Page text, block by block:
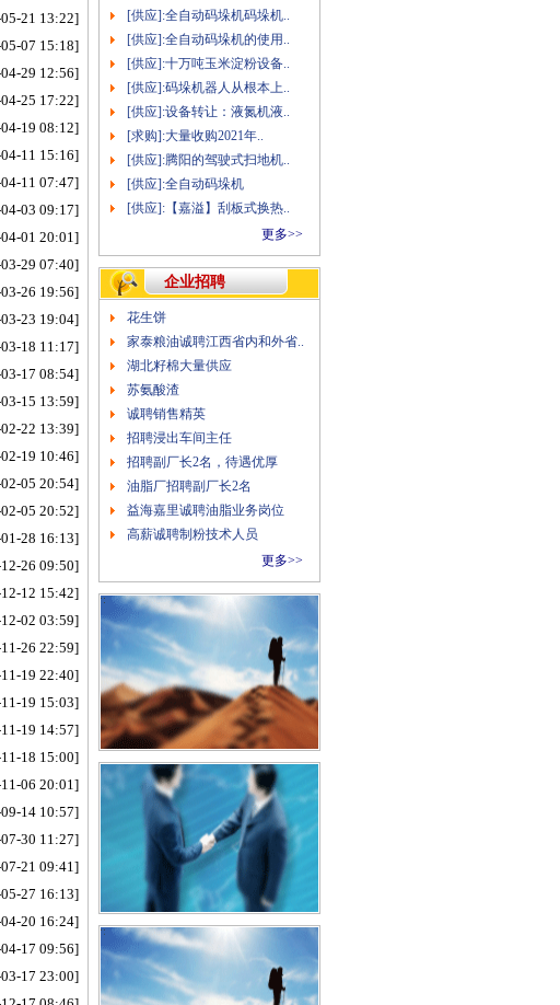
21 13:22]
07 15:18]
29 12:56]
25 17:22]
19 08:12]
11 15:16]
11 07:47]
03 09:17]
01 20:01]
29 07:40]
26 19:56]
23 19:04]
18 11:17]
17 08:54]
15 13:59]
22 13:39]
19 10:46]
05 20:54]
05 20:52]
28 16:13]
26 09:50]
12 15:42]
02 03:59]
26 22:59]
19 22:40]
19 15:03]
19 14:57]
18 15:00]
06 20:01]
14 10:57]
30 11:27]
21 09:41]
27 16:13]
20 16:24]
17 09:56]
17 23:00]
[供应]:全自动码垛机码垛机..
[供应]:全自动码垛机的使用..
[供应]:十万吨玉米淀粉设备..
[供应]:码垛机器人从根本上..
[供应]:设备转让：液氮机液..
[求购]:大量收购2021年..
[供应]:腾阳的驾驶式扫地机..
[供应]:全自动码垛机
[供应]:【嘉溢】刮板式换热..
更多>>
企业招聘
花生饼
家泰粮油诚聘江西省内和外省..
湖北籽棉大量供应
苏氨酸渣
诚聘销售精英
招聘浸出车间主任
招聘副厂长2名，待遇优厚
油脂厂招聘副厂长2名
益海嘉里诚聘油脂业务岗位
高薪诚聘制粉技术人员
更多>>